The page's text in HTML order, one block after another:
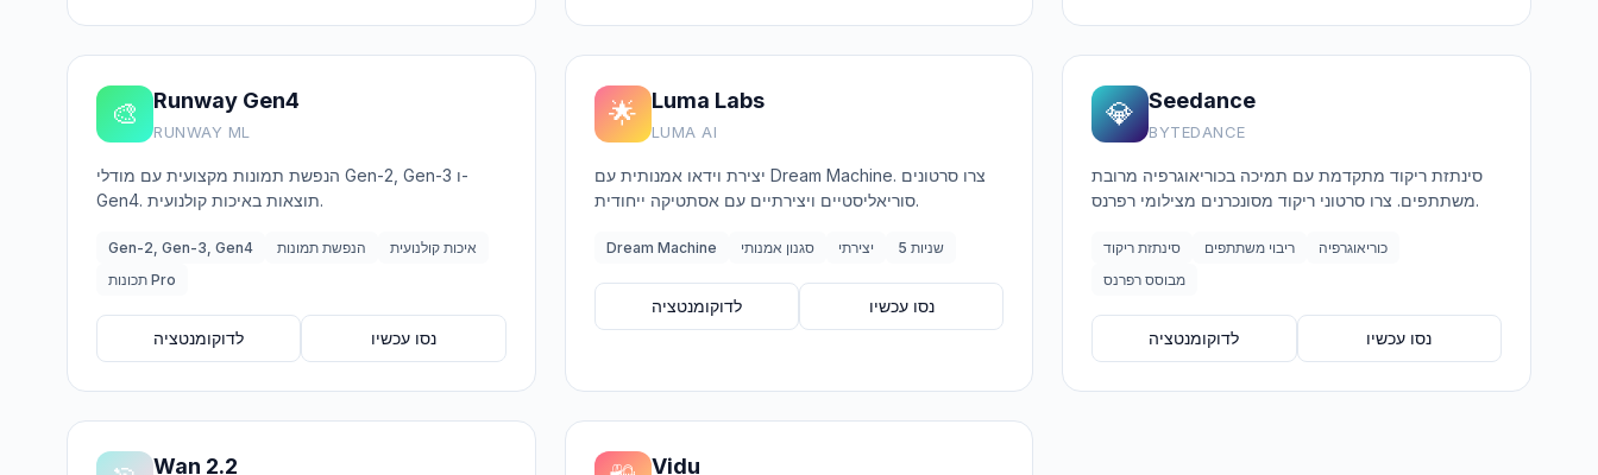
🎨 Runway Gen4
RUNWAY ML
הנפשת תמונות מקצועית עם מודלי Gen-2, Gen-3 ו-
Gen4. תוצאות באיכות קולנועית.
Gen-2, Gen-3, Gen4 הנפשת תמונות
איכות קולנועית
תכונות Pro
לדוקומנטציה נסו עכשיו
🌟 Luma Labs
LUMA AI
יצירת וידאו אמנותית עם Dream Machine. צרו סרטונים
סוריאליסטיים ויצירתיים עם אסתטיקה ייחודית.
Dream Machine סגנון אמנותי יצירתי 5 שניות
לדוקומנטציה נסו עכשיו
💎 Seedance
BYTEDANCE
סינתזת ריקוד מתקדמת עם תמיכה בכוריאוגרפיה מרובת
משתתפים. צרו סרטוני ריקוד מסונכרנים מצילומי רפרנס.
סינתזת ריקוד ריבוי משתתפים
כוריאוגרפיה
מבוסס רפרנס
לדוקומנטציה נסו עכשיו
Wan 2.2 Vidu